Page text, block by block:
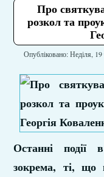
Про
розкол та
Опубліковано: Неділя,
Останні події
зокрема, ті, що